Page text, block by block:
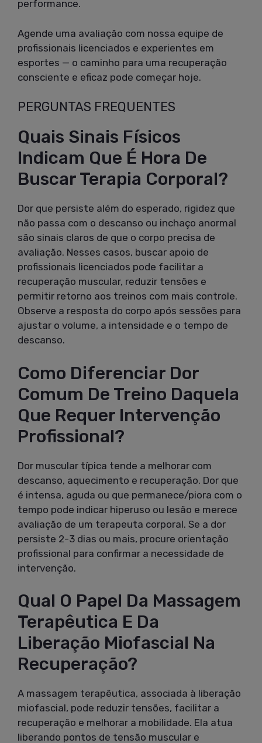
performance.
Agende uma avaliação com nossa equipe de
profissionais licenciados e experientes em
esportes — o caminho para uma recuperação
consciente e eficaz pode começar hoje.
PERGUNTAS FREQUENTES
Quais Sinais Físicos
Indicam Que É Hora De
Buscar Terapia Corporal?
Dor que persiste além do esperado, rigidez que
não passa com o descanso ou inchaço anormal
são sinais claros de que o corpo precisa de
avaliação. Nesses casos, buscar apoio de
profissionais licenciados pode facilitar a
recuperação muscular, reduzir tensões e
permitir retorno aos treinos com mais controle.
Observe a resposta do corpo após sessões para
ajustar o volume, a intensidade e o tempo de
descanso.
Como Diferenciar Dor
Comum De Treino Daquela
Que Requer Intervenção
Profissional?
Dor muscular típica tende a melhorar com
descanso, aquecimento e recuperação. Dor que
é intensa, aguda ou que permanece/piora com o
tempo pode indicar hiperuso ou lesão e merece
avaliação de um terapeuta corporal. Se a dor
persiste 2-3 dias ou mais, procure orientação
profissional para confirmar a necessidade de
intervenção.
Qual O Papel Da Massagem
Terapêutica E Da
Liberação Miofascial Na
Recuperação?
A massagem terapêutica, associada à liberação
miofascial, pode reduzir tensões, facilitar a
recuperação e melhorar a mobilidade. Ela atua
liberando pontos de tensão muscular e